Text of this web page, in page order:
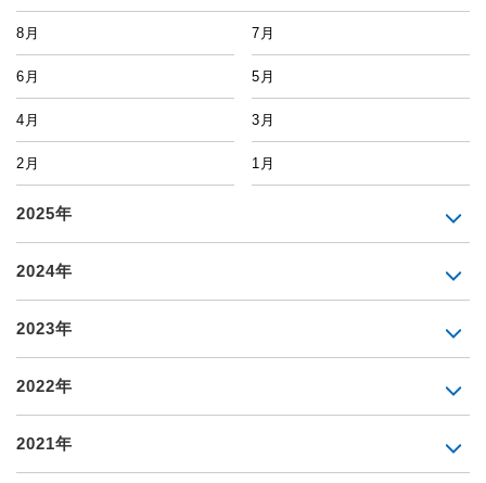
8月 7月
6月 5月
4月 3月
2月 1月
2025年
2024年
2023年
2022年
2021年